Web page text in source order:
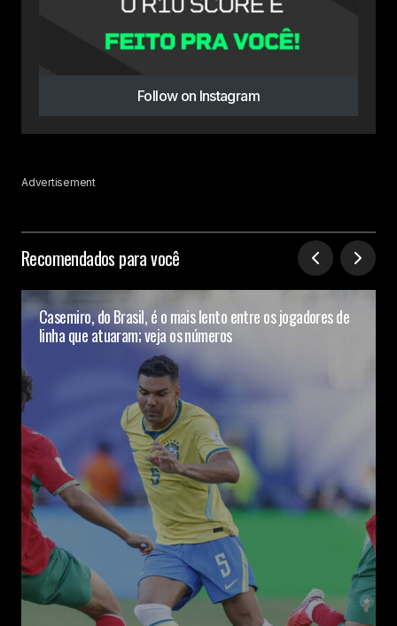
Follow on Instagram
Advertisement
Recomendados para você
Casemiro, do Brasil, é o mais lento entre os jogadores de
linha que atuaram; veja os números